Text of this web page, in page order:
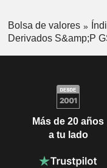
Bolsa de valores
Derivados S&amp;P
Más de 20 años
a tu lado